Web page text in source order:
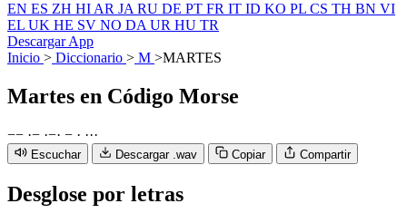
EN ES ZH HI AR JA RU DE PT FR IT ID KO PL CS TH BN VI
EL UK HE SV NO DA UR HU TR
Descargar App
Inicio > Diccionario > M >MARTES
Martes en Código Morse
−− ·− ·−· − · ···
Escuchar Descargar .wav Copiar Compartir
Desglose por letras